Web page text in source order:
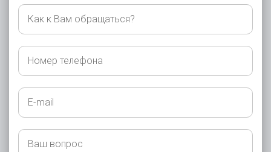
Как
Вам
обращаться?
Номер
телефона
E-
mail
Ваш
вопрос